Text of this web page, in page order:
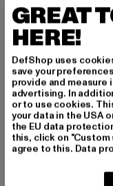
9N1M SENSE
Starboy 2
46,19 EUR
Derzeitiger Preis:
69,99 EUR
GREAT
HERE!
DefShop uses
save your
provide and
advertising. In
or to use cookies.
your data in the USA
the EU data
this, click on
agree to this. Data